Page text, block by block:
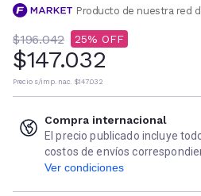
Producto de nuestra red
$196.042 25
$147.032
Precio s/imp. nac. $147.032
Compra internacional
El precio publicado incluye
costos de envíos
Ver condiciones